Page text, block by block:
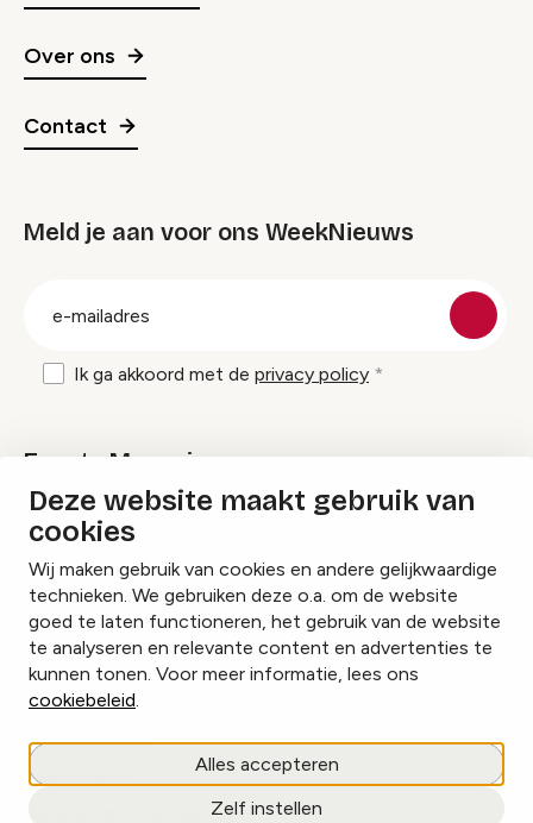
Deze website maakt gebruik van
cookies
Wij maken gebruik van cookies en andere gelijkwaardige
technieken. We gebruiken deze o.a. om de website
goed te laten functioneren, het gebruik van de website
te analyseren en relevante content en advertenties te
kunnen tonen. Voor meer informatie, lees ons
cookiebeleid.
Alles accepteren
Zelf instellen
Over ons
Contact
Meld je aan voor ons WeekNieuws
Ik ga akkoord met de privacy policy
Events Magazine
Ik ontvang graag Events Magazine
InstagramFacebookLinkedIn
Cookies beheren
Privacy policy
copyright © 2026 Events.nl